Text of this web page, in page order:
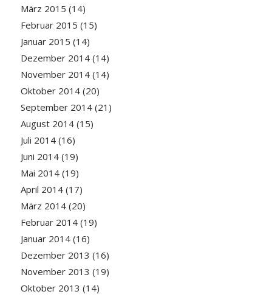
März 2015 (14)
Februar 2015 (15)
Januar 2015 (14)
Dezember 2014(14)
November 2014(14)
Oktober 2014(20)
September 2014(21)
August 2014(15)
Juli 2014(16)
Juni 2014(19)
Mai 2014(19)
April 2014(17)
März 2014(20)
Februar 2014(19)
Januar 2014(16)
Dezember 2013 (16)
November 2013 (19)
Oktober 2013 (14)